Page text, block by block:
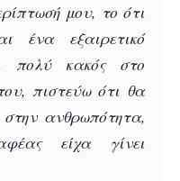
μου, το ότι
ένα εξαιρετικό
πολύ κακός στο
πιστεύω ότι θα
ανθρωπότητα,
είχα γίνει